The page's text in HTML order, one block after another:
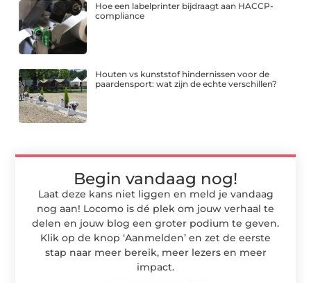
Hoe een labelprinter bijdraagt aan HACCP-
compliance
Houten vs kunststof hindernissen voor de
paardensport: wat zijn de echte verschillen?
Begin vandaag nog!
Laat deze kans niet liggen en meld je vandaag
nog aan! Locomo is dé plek om jouw verhaal te
delen en jouw blog een groter podium te geven.
Klik op de knop ‘Aanmelden’ en zet de eerste
stap naar meer bereik, meer lezers en meer
impact.